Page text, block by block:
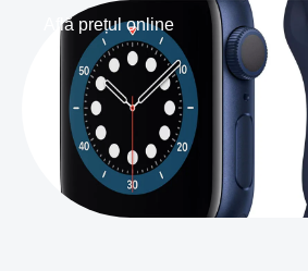
Află prețul online